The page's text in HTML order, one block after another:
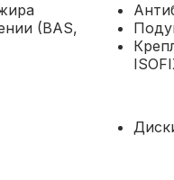
(BAS,